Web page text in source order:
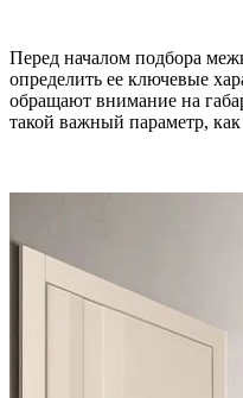
Перед началом подбора
определить ее ключевые
обращают внимание на
такой важный параметр,